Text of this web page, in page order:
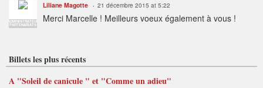
ADMINISTRATEUR
PARTENARIATS
Liliane Magotte 21 décembre 2015 at 5:22
Merci Marcelle ! Meilleurs voeux également à vous !
Billets les plus récents
A "Soleil de canicule " et "Comme un adieu"